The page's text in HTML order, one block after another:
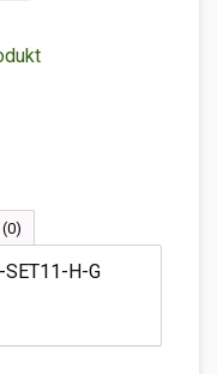
(0)
SET11-H-G